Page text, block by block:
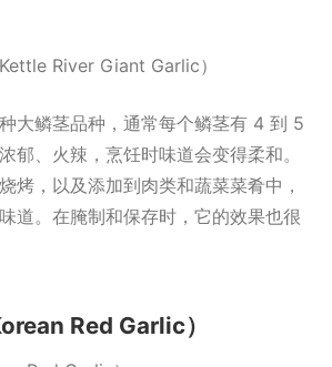
大鳞茎品种，通常每个鳞茎有 4 到 5
郁、火辣，烹饪时味道会变得柔和。
烤，以及添加到肉类和蔬菜菜肴中，
道。在腌制和保存时，它的效果也很
Red Garlic）